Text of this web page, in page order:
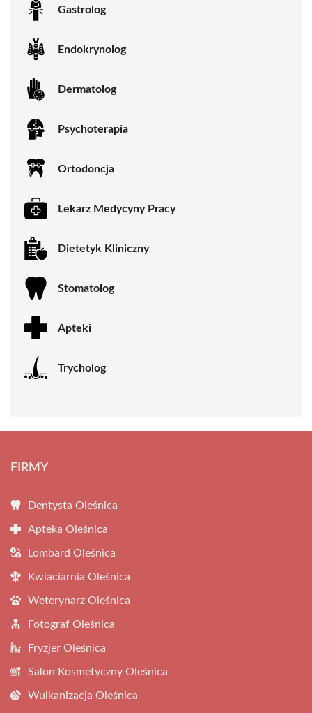
Gastrolog
Endokrynolog
Dermatolog
Psychoterapia
Ortodoncja
Lekarz Medycyny Pracy
Dietetyk Kliniczny
Stomatolog
Apteki
Trycholog
FIRMY
Dentysta Oleśnica
Apteka Oleśnica
Lombard Oleśnica
Kwiaciarnia Oleśnica
Weterynarz Oleśnica
Fotograf Oleśnica
Fryzjer Oleśnica
Salon Kosmetyczny Oleśnica
Wulkanizacja Oleśnica